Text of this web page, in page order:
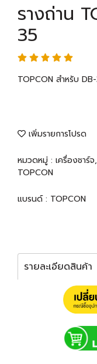
รางถ่าน
35
TOPCON สำหรับ
เพิ่มรายการโปรด
หมวดหมู่ : เครื่องชาร์
TOPCON
แบรนด์ : TOPCON
รายละเอียดสินค้า